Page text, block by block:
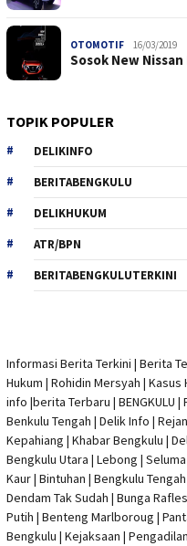
OTOMOTIF 16/03/2019
Sosok New
TOPIK POPULER
DELIKINFO
BERITABENGKULU
DELIKHUKUM
ATR/BPN
BERITABENGKULUTERKINI
Informasi Berita Terkini | Berita
Hukum | Rohidin Mersyah | Kasus
info |berita Terbaru | BENGKULU |
Benkulu Tengah | Delik Info |
Kepahiang | Khabar Bengkulu |
Bengkulu Utara | Lebong |
Kaur | Bintuhan | Bengkulu Tengah
Dendam Tak Sudah | Bunga
Putih | Benteng Marlboroug |
Bengkulu | Kejaksaan |